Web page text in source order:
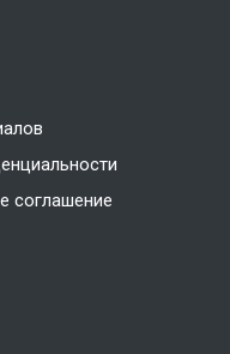
соглашение